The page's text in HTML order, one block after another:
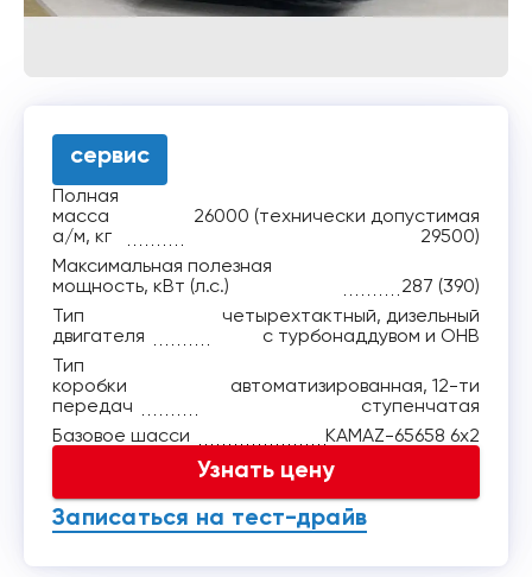
сервис
Полная
масса
а/м, кг
26000 (технически допустимая
29500)
Максимальная полезная
мощность, кВт (л.с.)
287 (390)
Тип
двигателя
четырехтактный, дизельный
с турбонаддувом и ОНВ
Тип
коробки
передач
автоматизированная, 12-ти
ступенчатая
Базовое шасси
КАМАZ-65658 6x2
Узнать цену
Записаться на тест-драйв